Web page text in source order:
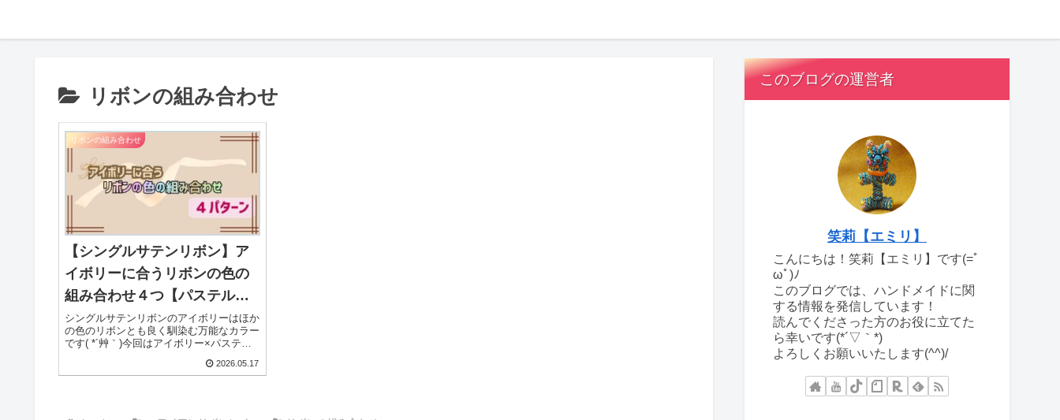
リボンの組み合わせ
リボンの組み合わせ
【シングルサテンリボン】ア
イボリーに合うリボンの色の
組み合わせ４つ【パステルカ
ラー編】【リボンレイ】
シングルサテンリボンのアイボリーはほか
の色のリボンとも良く馴染む万能なカラー
です( *´艸｀)今回はアイボリー×パステル
2026.05.17
このブログの運営者
笑莉【エミリ】
こんにちは！笑莉【エミリ】です(=ﾟ
ωﾟ)ﾉ
このブログでは、ハンドメイドに関
する情報を発信しています！
読んでくださった方のお役に立てた
ら幸いです(*´▽｀*)
よろしくお願いいたします(^^)/